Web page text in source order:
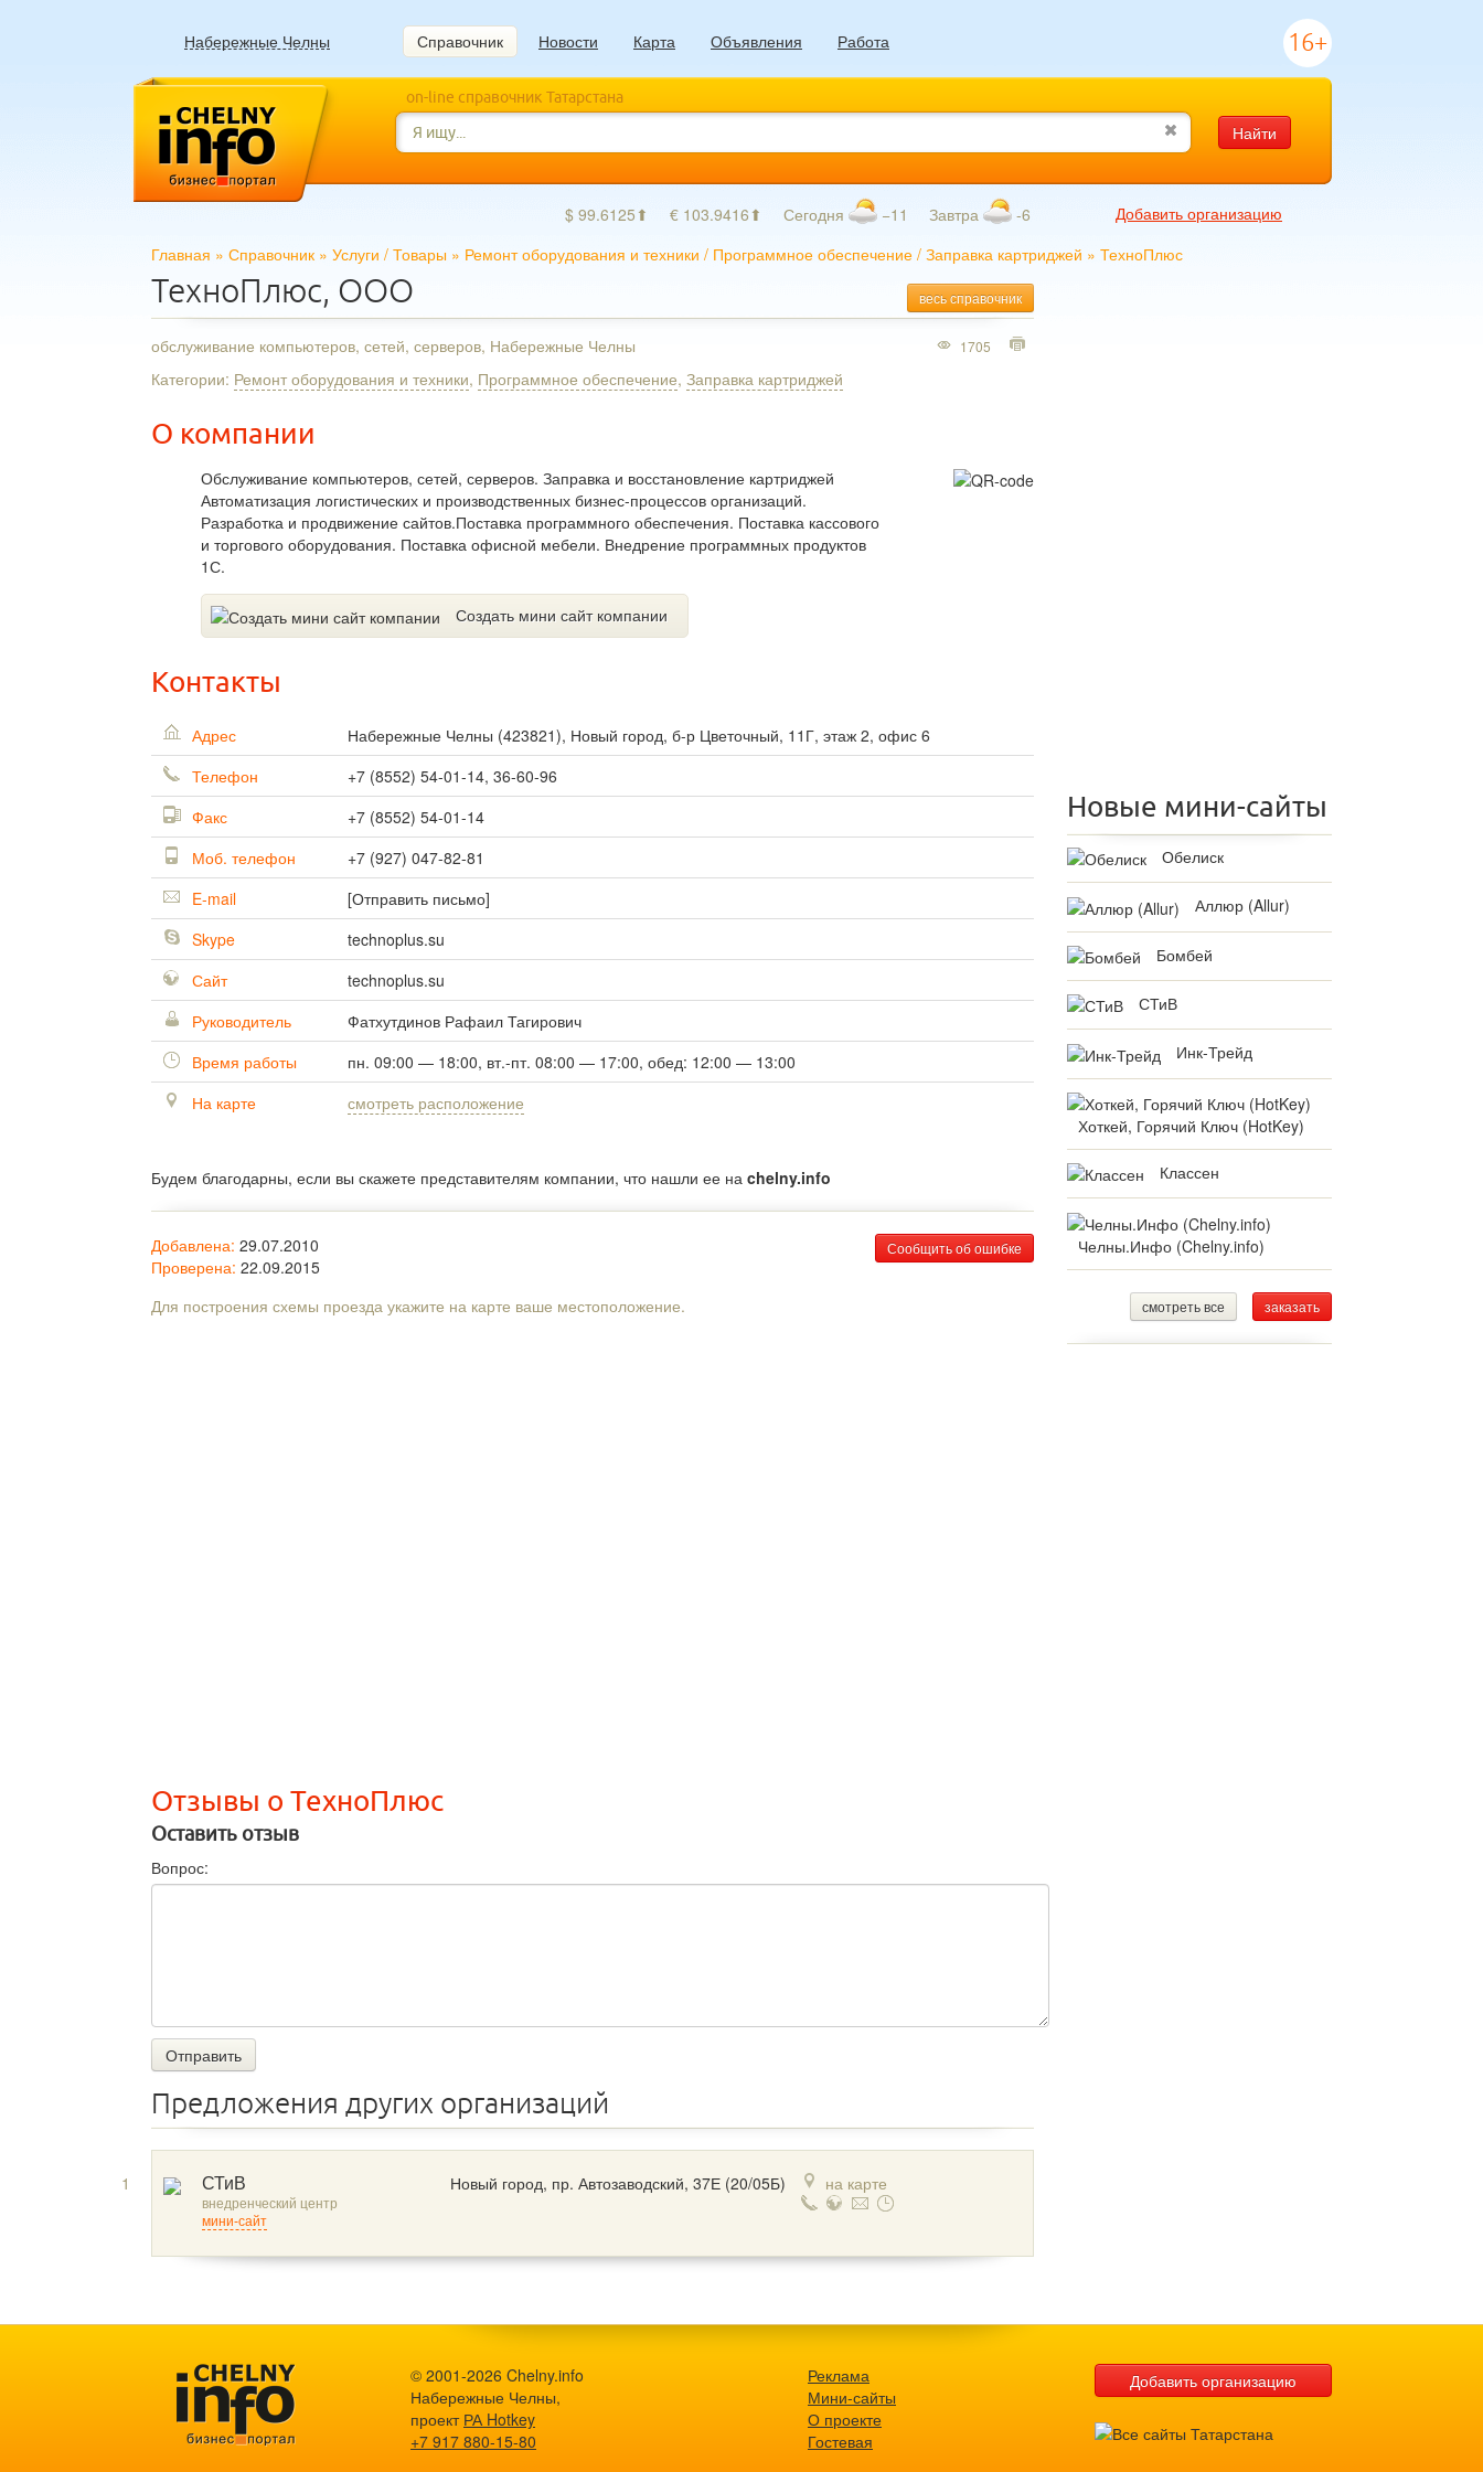
Набережные Челны Справочник Новости Карта Объявления Работа 16+
on-line справочник Татарстана
Найти
$ 99.6125⬆ € 103.9416⬆ Сегодня −11 Завтра -6
Добавить организацию
Главная » Справочник » Услуги / Товары » Ремонт оборудования и техники / Программное обеспечение / Заправка картриджей » ТехноПлюс
весь справочник
ТехноПлюс, ООО
обслуживание компьютеров, сетей, серверов, Набережные Челны
Категории: Ремонт оборудования и техники, Программное обеспечение, Заправка картриджей
О компании
Обслуживание компьютеров, сетей, серверов. Заправка и восстановление картриджей
Автоматизация логистических и производственных бизнес-процессов организаций.
Разработка и продвижение сайтов.Поставка программного обеспечения. Поставка кассового
и торгового оборудования. Поставка офисной мебели. Внедрение программных продуктов
1С.
Создать мини сайт компании
1705
Контакты
Адрес Набережные Челны (423821), Новый город, б-р Цветочный, 11Г, этаж 2, офис 6
Телефон
+7 (8552) 54-01-14, 36-60-96
Факс
+7 (8552) 54-01-14
Моб. телефон
+7 (927) 047-82-81
E-mail
[Отправить письмо]
Skype
technoplus.su
Сайт
technoplus.su
Руководитель
Фатхутдинов Рафаил Тагирович
Время работы
пн. 09:00 — 18:00, вт.-пт. 08:00 — 17:00, обед: 12:00 — 13:00
На карте
смотреть расположение
Будем благодарны, если вы скажете представителям компании, что нашли ее на chelny.info
Сообщить об ошибке
Добавлена: 29.07.2010
Проверена: 22.09.2015
Для построения схемы проезда укажите на карте ваше местоположение.
Отзывы о ТехноПлюс
Оставить отзыв
Вопрос:
Отправить
Предложения других организаций
1
СТиВ
внедренческий центр
мини-сайт
Новый город, пр. Автозаводский, 37Е (20/05Б) на карте
Новые мини-сайты
Обелиск
Аллюр (Allur)
Бомбей
СТиВ
Инк-Трейд
Хоткей, Горячий Ключ (HotKey)
Классен
Челны.Инфо (Chelny.info)
смотреть все заказать
© 2001-2026 Chelny.info
Набережные Челны,
проект РА Hotkey
+7 917 880-15-80
Реклама
Мини-сайты
О проекте
Гостевая
Добавить организацию